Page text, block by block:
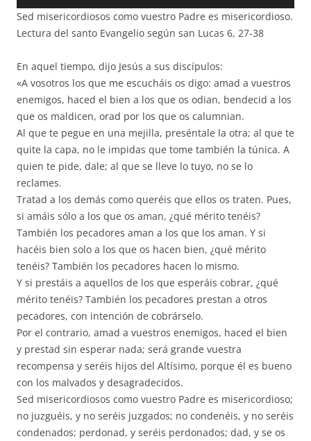
audio
Sed misericordiosos como vuestro Padre es misericordioso.
Lectura del santo Evangelio según san Lucas 6, 27-38
En aquel tiempo, dijo Jesús a sus discípulos:
«A vosotros los que me escucháis os digo: amad a vuestros
enemigos, haced el bien a los que os odian, bendecid a los
que os maldicen, orad por los que os calumnian.
Al que te pegue en una mejilla, preséntale la otra; al que te
quite la capa, no le impidas que tome también la túnica. A
quien te pide, dale; al que se lleve lo tuyo, no se lo
reclames.
Tratad a los demás como queréis que ellos os traten. Pues,
si amáis sólo a los que os aman, ¿qué mérito tenéis?
También los pecadores aman a los que los aman. Y si
hacéis bien solo a los que os hacen bien, ¿qué mérito
tenéis? También los pecadores hacen lo mismo.
Y si prestáis a aquellos de los que esperáis cobrar, ¿qué
mérito tenéis? También los pecadores prestan a otros
pecadores, con intención de cobrárselo.
Por el contrario, amad a vuestros enemigos, haced el bien
y prestad sin esperar nada; será grande vuestra
recompensa y seréis hijos del Altísimo, porque él es bueno
con los malvados y desagradecidos.
Sed misericordiosos como vuestro Padre es misericordioso;
no juzguéis, y no seréis juzgados; no condenéis, y no seréis
condenados; perdonad, y seréis perdonados; dad, y se os